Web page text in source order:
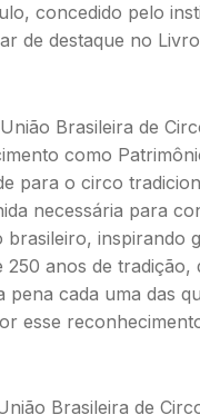
concedido pelo
de destaque no
Brasileira de
como
para o circo
necessária para
inspirando
250 anos de tradição,
cada uma das
esse
Brasileira de